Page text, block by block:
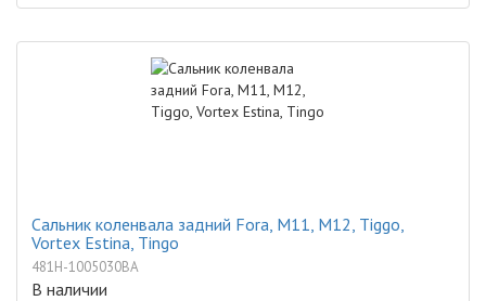
Сальник коленвала задний Fora, M11, M12, Tiggo,
Vortex Estina, Tingo
481H-1005030BA
В наличии